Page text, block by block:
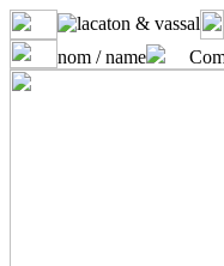
nom / name